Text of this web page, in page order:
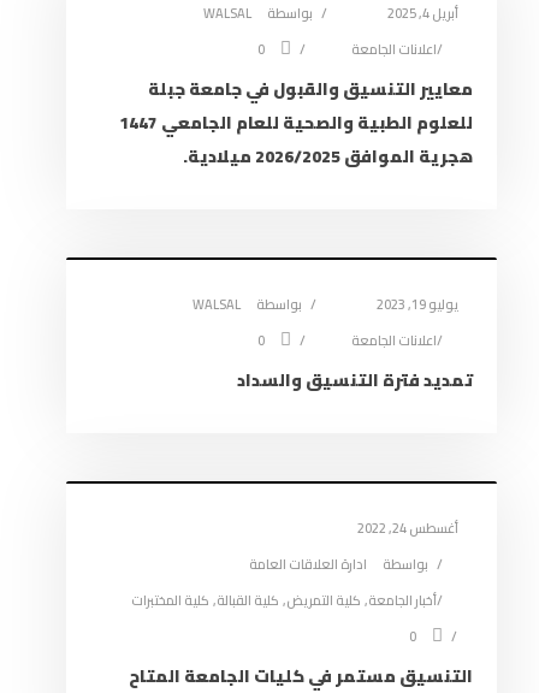
أبريل 4, 2025 بواسطة
WALSAL
اعلانات الجامعة
0
معايير التنسيق والقبول في جامعة جبلة
للعلوم الطبية والصحية للعام الجامعي 1447
هجرية الموافق 2026/2025 ميلادية.
يوليو 19, 2023 بواسطة
WALSAL
اعلانات الجامعة
0
تمديد فترة التنسيق والسداد
أغسطس 24, 2022
بواسطة
ادارة العلاقات العامة
أخبار الجامعة, كلية التمريض, كلية القبالة, كلية المختبرات
0
التنسيق مستمر في كليات الجامعة المتاح